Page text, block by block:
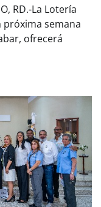
RD.-La Lotería
próxima semana
ofrecerá